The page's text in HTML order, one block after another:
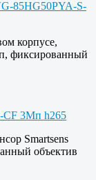
корпусе,
фиксированный
Smartsens
объектив